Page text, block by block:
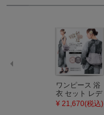
ワンピース 浴
衣 セット レデ
ィース 吸水速
乾 ポリエステ
¥ 21,670(税込)